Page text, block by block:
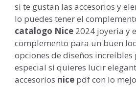
si te gustan las accesorios y
lo puedes tener el
catalogo Nice 2024 joyeria y
complemento para un buen
opciones de diseños increíbles
especial si quieres lucir
accesorios nice pdf con lo